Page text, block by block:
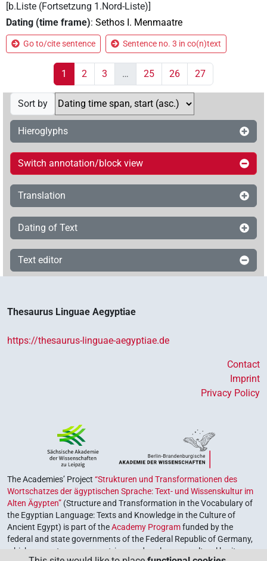
[b.Liste (Fortsetzung 1.Nord-Liste)]
Dating (time frame): Sethos I. Menmaatre
Go to/cite sentence Sentence no. 3 in co(n)text
1 2 3 … 25 26 27
Sort by
Hieroglyphs
Switch annotation/block view
Translation
Dating of Text
Text editor
Thesaurus Linguae Aegyptiae
https://thesaurus-linguae-aegyptiae.de
Contact
Imprint
Privacy Policy
The Academies’ Project “Strukturen und Transformationen des
Wortschatzes der ägyptischen Sprache: Text- und Wissenskultur im
Alten Ägypten” (Structure and Transformation in the Vocabulary of
the Egyptian Language: Texts and Knowledge in the Culture of
Ancient Egypt) is part of theAcademy Programfunded by the
federal and state governments of the Federal Republic of Germany,
which serves to preserve, retrieve and explore our cultural heritage.